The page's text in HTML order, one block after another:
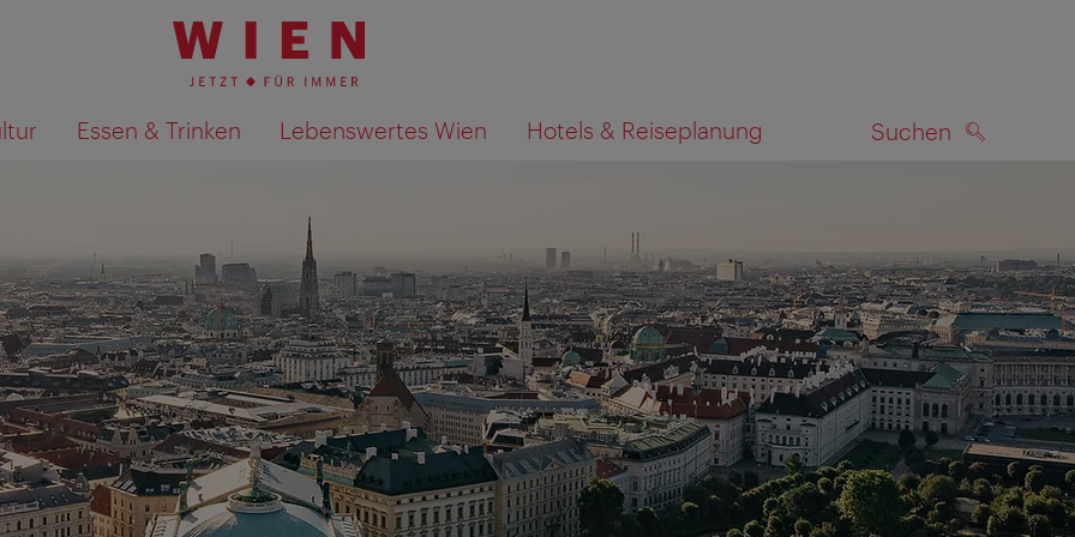
Essen & Trinken Lebenswertes Wien Hotels & Reiseplanung Suchen